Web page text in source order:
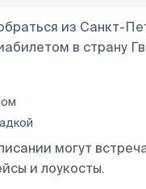
из Санкт-
в страну
могут
и лоукосты.